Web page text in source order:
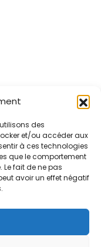
des
et/ou accéder aux
à ces technologies
que le comportement
Le fait de ne pas
avoir un effet négatif